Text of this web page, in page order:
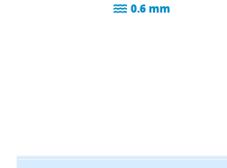
0.6 mm